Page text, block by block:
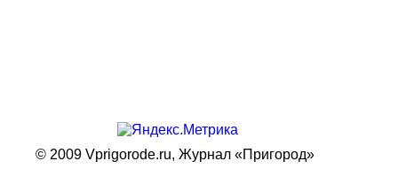
© 2009 Vprigorode.ru, Журнал «Пригород»